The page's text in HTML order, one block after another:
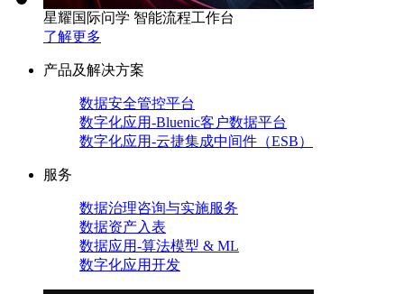
星耀国际问学 智能流程工作台
了解更多
产品及解决方案
数据安全管控平台
数字化应用-Bluenic客户数据平台
数字化应用-云捷集成中间件（ESB）
服务
数据治理咨询与实施服务
数据资产入表
数据应用-算法模型 & ML
数字化应用开发